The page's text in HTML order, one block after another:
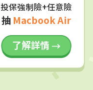
投保強制險+任意險
抽 Macbook Air
了解詳情